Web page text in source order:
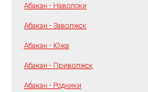
Абакан - Наволоки
Абакан - Заволжск
Абакан - Южа
Абакан - Приволжск
Абакан - Родники